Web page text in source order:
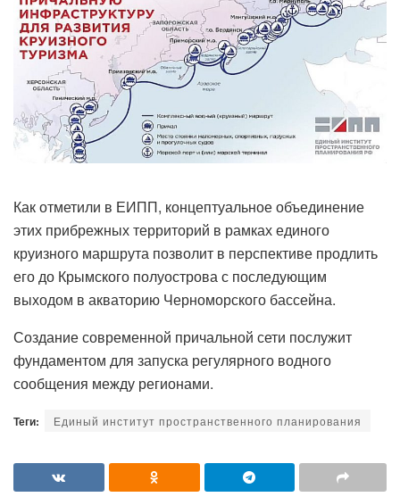
Как отметили в ЕИПП, концептуальное объединение
этих прибрежных территорий в рамках единого
круизного маршрута позволит в перспективе продлить
его до Крымского полуострова с последующим
выходом в акваторию Черноморского бассейна.
Создание современной причальной сети послужит
фундаментом для запуска регулярного водного
сообщения между регионами.
Теги: Единый институт пространственного планирования